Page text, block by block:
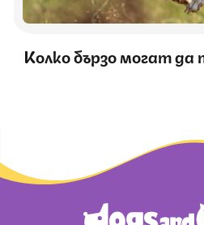
Колко бързо могат